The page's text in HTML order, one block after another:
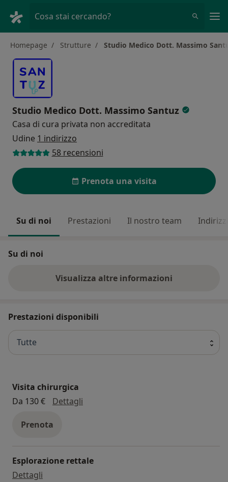
Cosa stai cercando?
Homepage Strutture Studio Medico Dott. Massimo
Studio Medico Dott. Massimo Santuz
Casa di cura privata non accreditata
Udine 1 indirizzo
58 recensioni
Prenota una visita
Su di noi Prestazioni Il nostro team Indirizzi
Su di noi
Visualizza altre informazioni
Prestazioni disponibili
Tutte
Visita chirurgica
Da 130 €
Dettagli
Prenota
Esplorazione rettale
Dettagli